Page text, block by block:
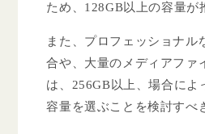
ため、128GB以上の容量が
また、プロフェッショナル
合や、大量のメディアファ
は、256GB以上、場合によ
容量を選ぶことを検討すべ